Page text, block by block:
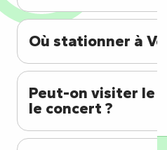
Où stationner à
Peut-on visiter le
le concert ?